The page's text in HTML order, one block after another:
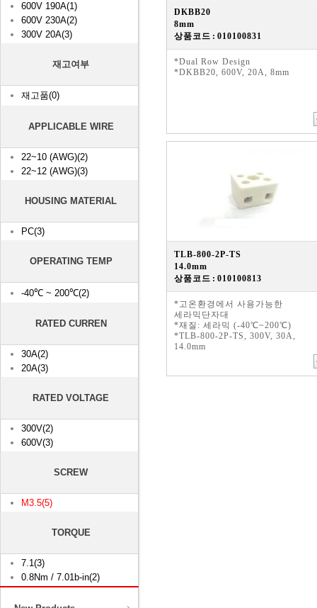
600V 190A(1)
600V 230A(2)
300V 20A(3)
재고여부
재고품(0)
APPLICABLE WIRE
22~10 (AWG)(2)
22~12 (AWG)(3)
HOUSING MATERIAL
PC(3)
OPERATING TEMP
-40℃ ~ 200℃(2)
RATED CURREN
30A(2)
20A(3)
RATED VOLTAGE
300V(2)
600V(3)
SCREW
M3.5(5)
TORQUE
7.1(3)
0.8Nm / 7.01b-in(2)
DKBB20
8mm
상품코드 : 010100831
*Dual Row Design
*DKBB20, 600V, 20A, 8mm
TLB-800-2P-TS
14.0mm
상품코드 : 010100813
*고온환경에서 사용가능한
세라믹단자대
*재질: 세라믹 (-40℃~200℃)
*TLB-800-2P-TS, 300V, 30A,
14.0mm